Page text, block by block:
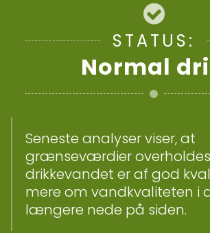
STATUS:
Normal
Seneste analyser viser, at
grænseværdier
drikkevandet er af god
mere om vandkvaliteten i
længere nede på siden.